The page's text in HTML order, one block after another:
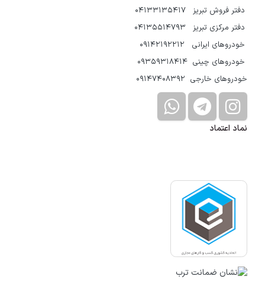
دفتر فروش تبریز 04133135417
دفتر مرکزی تبریز 04135514793
خودروهای ایرانی 09142192212
خودروهای چینی 09359318414
خودروهای خارجی 09147408392
نماد اعتماد